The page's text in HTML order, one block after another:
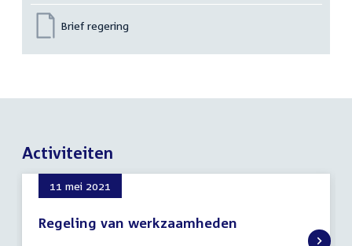
Brief regering
Activiteiten
11 mei 2021
Regeling van werkzaamheden